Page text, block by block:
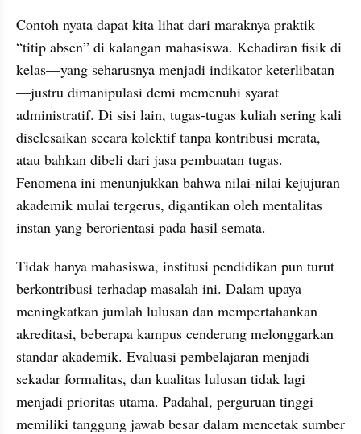
Contoh nyata dapat kita lihat dari maraknya praktik
“titip absen” di kalangan mahasiswa. Kehadiran fisik di
kelas—yang seharusnya menjadi indikator keterlibatan
—justru dimanipulasi demi memenuhi syarat
administratif. Di sisi lain, tugas-tugas kuliah sering kali
diselesaikan secara kolektif tanpa kontribusi merata,
atau bahkan dibeli dari jasa pembuatan tugas.
Fenomena ini menunjukkan bahwa nilai-nilai kejujuran
akademik mulai tergerus, digantikan oleh mentalitas
instan yang berorientasi pada hasil semata.
Tidak hanya mahasiswa, institusi pendidikan pun turut
berkontribusi terhadap masalah ini. Dalam upaya
meningkatkan jumlah lulusan dan mempertahankan
akreditasi, beberapa kampus cenderung melonggarkan
standar akademik. Evaluasi pembelajaran menjadi
sekadar formalitas, dan kualitas lulusan tidak lagi
menjadi prioritas utama. Padahal, perguruan tinggi
memiliki tanggung jawab besar dalam mencetak sumber